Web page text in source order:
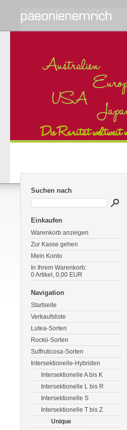
Suchen nach
Einkaufen
Warenkorb anzeigen
Zur Kasse gehen
Mein Konto
In Ihrem Warenkorb:
0Artikel, 0,00 EUR
Navigation
Startseite
Verkaufsliste
Lutea-Sorten
Rockii-Sorten
Suffruticosa-Sorten
Intersektionelle-Hybriden
Intersektionelle A bis K
Intersektionelle L bis R
Intersektionelle S
Intersektionelle T bis Z
Unique